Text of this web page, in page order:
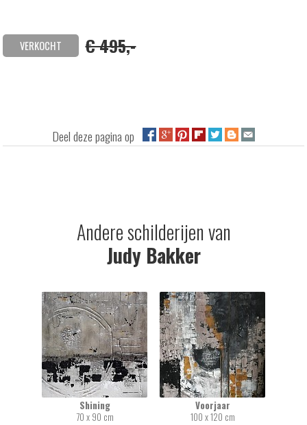
VERKOCHT € 495,-
Deel deze pagina op
Andere schilderijen van
Judy Bakker
Shining
70 x 90 cm
Voorjaar
100 x 120 cm